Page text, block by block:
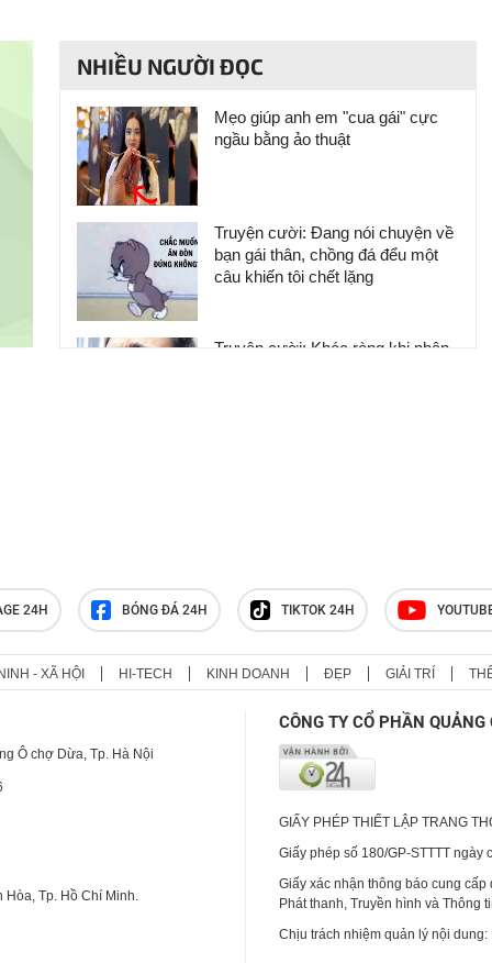
NHIỀU NGƯỜI ĐỌC
Mẹo giúp anh em "cua gái" cực
ngầu bằng ảo thuật
Truyện cười: Đang nói chuyện về
bạn gái thân, chồng đá đểu một
câu khiến tôi chết lặng
Truyện cười: Khóc ròng khi nhận
24H BÓNG ĐÁ 24H TIKTOK 24H
- XÃ HỘI HI-TECH KINH DOANH ĐẸP GIẢI TRÍ
Ô chợ Dừa, Tp. Hà Nội
Hòa, Tp. Hồ Chí Minh.
CÔNG TY CỔ PHẦN
GIẤY PHÉP THIẾT LẬP TRANG
Giấy phép số 180/GP-STTTT ngày
Giấy xác nhận thông báo cung
Phát thanh, Truyền hình và Thông
Chịu trách nhiệm quản lý nội dung: